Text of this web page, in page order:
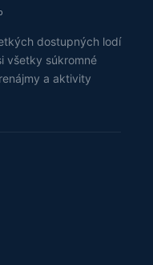
dostupných lodí
všetky súkromné
a aktivity